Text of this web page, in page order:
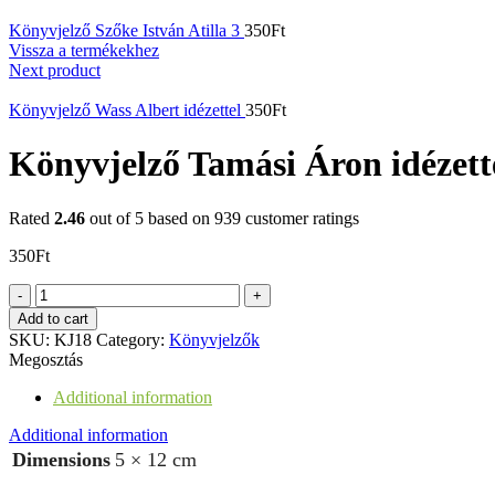
Könyvjelző Szőke István Atilla 3 350Ft
Vissza a termékekhez
Next product
Könyvjelző Wass Albert idézettel 350Ft
Könyvjelző Tamási Áron
Rated 2.46 out of 5 based on 939 customer ratings
350Ft
Könyvjelző
Tamási
Áron
idézettel
quantity
Add to cart
SKU: KJ18 Category: Könyvjelzők
Megosztás
Additional information
Additional information
Dimensions 5 × 12 cm